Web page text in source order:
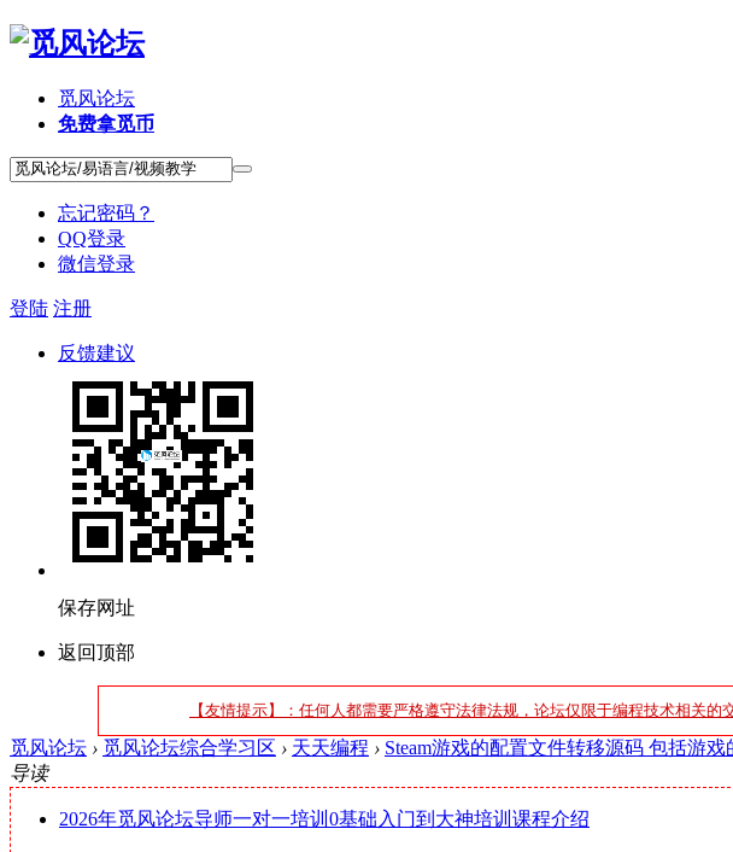
觅风论坛
免费拿觅币
忘记密码？
QQ登录
微信登录
登陆 注册
反馈建议
保存网址
返回顶部
【友情提示】：任何人都需要严格遵守法律法规，论坛仅限于编程技术相关
觅风论坛 › 觅风论坛综合学习区 › 天天编程 › Steam游戏的配置文件转移源码 包括游
导读
2026年觅风论坛导师一对一培训0基础入门到大神培训课程介绍